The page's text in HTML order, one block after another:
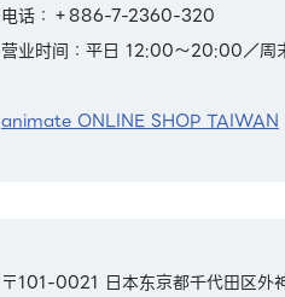
电话：＋886-7-2360-320
营业时间：平日 12:00～20:00／周
animate ONLINE SHOP TAIWAN
〒101-0021 日本东京都千代田区外